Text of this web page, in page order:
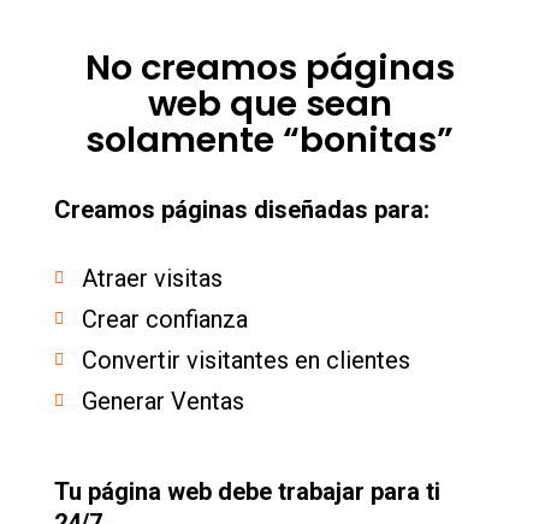
No creamos páginas
web que sean
solamente “bonitas”
Creamos páginas diseñadas para:
Atraer visitas
Crear confianza
Convertir visitantes en clientes
Generar Ventas
Tu página web debe trabajar para ti